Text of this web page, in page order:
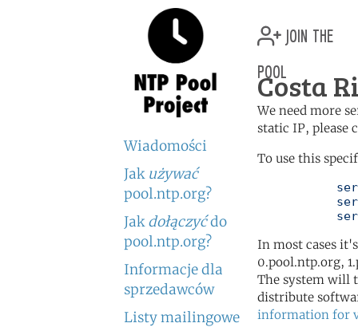
Wiadomości
Jak używać
pool.ntp.org?
Jakdołączyćdo
pool.ntp.org?
Informacje dla
sprzedawców
Listy mailingowe
join the
pool
Costa
We need more
static IP, please
To use this
In most cases
0.pool.ntp.org,
The system will
distribute
information for